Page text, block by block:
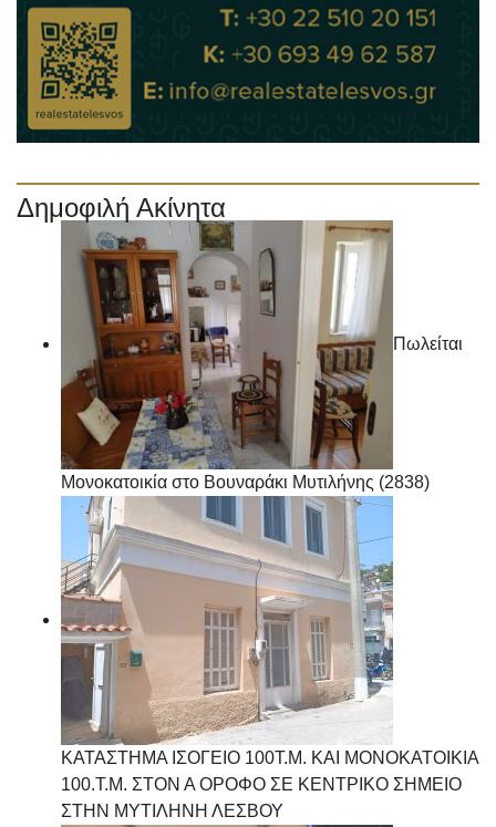
Δημοφιλή Ακίνητα
Πωλείται
Μονοκατοικία στο Βουναράκι Μυτιλήνης (2838)
ΚΑΤΑΣΤΗΜΑ ΙΣΟΓΕΙΟ 100Τ.Μ. ΚΑΙ ΜΟΝΟΚΑΤΟΙΚΙΑ
100.Τ.Μ. ΣΤΟΝ Α ΟΡΟΦΟ ΣΕ ΚΕΝΤΡΙΚΟ ΣΗΜΕΙΟ
ΣΤΗΝ ΜΥΤΙΛΗΝΗ ΛΕΣΒΟΥ